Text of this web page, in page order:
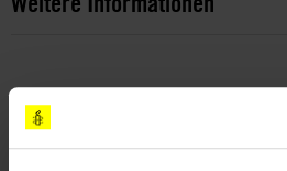
Länder
Sri Lanka